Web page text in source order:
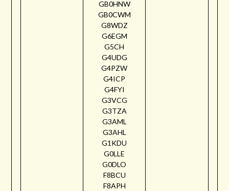
GB0HNW
GB0CWM
G8WDZ
G6EGM
G5CH
G4UDG
G4PZW
G4ICP
G4FYI
G3VCG
G3TZA
G3AML
G3AHL
G1KDU
G0LLE
G0DLO
F8BCU
F8APH